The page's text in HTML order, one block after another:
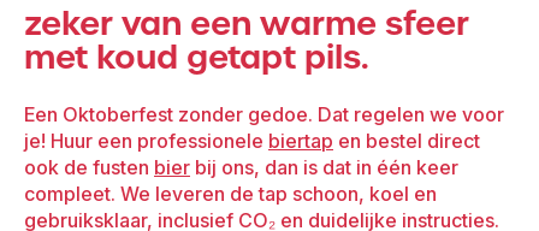
zeker van een warme sfeer
met koud getapt pils.
Een Oktoberfest zonder gedoe. Dat regelen we voor
je! Huur een professionele biertap en bestel direct
ook de fusten bier bij ons, dan is dat in één keer
compleet. We leveren de tap schoon, koel en
gebruiksklaar, inclusief CO₂ en duidelijke instructies.